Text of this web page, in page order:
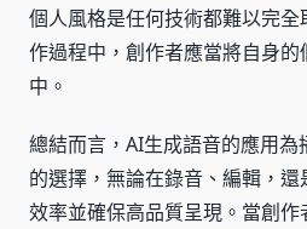
個人風格是任何技術都難以完全
作過程中，創作者應當將自身
中。
總結而言，AI生成語音的應用
的選擇，無論在錄音、編輯，
效率並確保高品質呈現。當創